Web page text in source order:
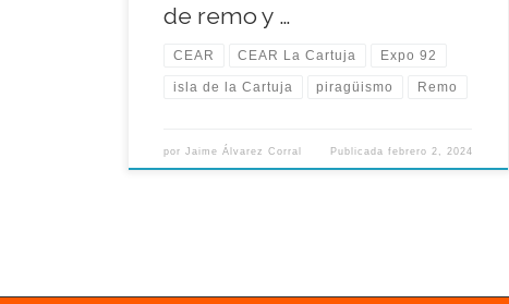
de remo y …
CEAR CEAR La Cartuja Expo 92
isla de la Cartuja piragüismo Remo
porJaime Álvarez Corral Publicada febrero 2, 2024